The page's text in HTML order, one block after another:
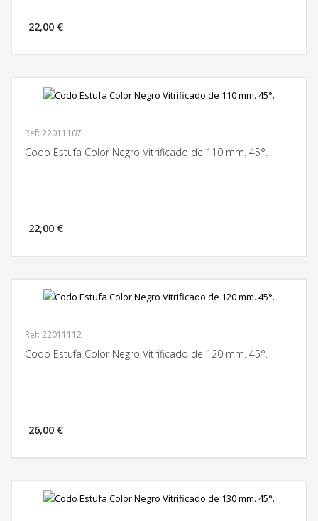
22,00 €
Ref: 22011107
Codo Estufa Color Negro Vitrificado de 110 mm. 45°.
22,00 €
Ref: 22011112
Codo Estufa Color Negro Vitrificado de 120 mm. 45°.
26,00 €